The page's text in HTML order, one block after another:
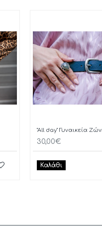
"All day" Γυναικεία
30,00€
Καλάθι